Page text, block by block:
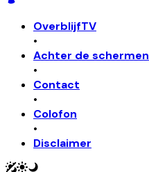
OverblijfTV
•
Achter de schermen
•
Contact
•
Colofon
•
Disclaimer